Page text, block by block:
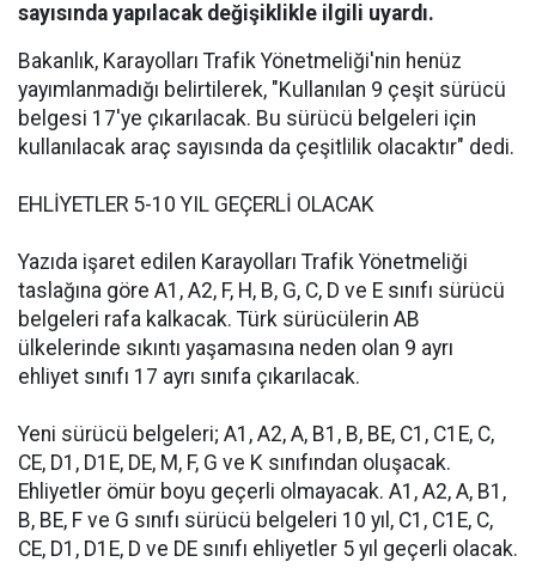
sayısında yapılacak değişiklikle ilgili uyardı.
Bakanlık, Karayolları Trafik Yönetmeliği'nin henüz
yayımlanmadığı belirtilerek, "Kullanılan 9 çeşit sürücü
belgesi 17'ye çıkarılacak. Bu sürücü belgeleri için
kullanılacak araç sayısında da çeşitlilik olacaktır" dedi.
EHLİYETLER 5-10 YIL GEÇERLİ OLACAK
Yazıda işaret edilen Karayolları Trafik Yönetmeliği
taslağına göre A1, A2, F, H, B, G, C, D ve E sınıfı sürücü
belgeleri rafa kalkacak. Türk sürücülerin AB
ülkelerinde sıkıntı yaşamasına neden olan 9 ayrı
ehliyet sınıfı 17 ayrı sınıfa çıkarılacak.
Yeni sürücü belgeleri; A1, A2, A, B1, B, BE, C1, C1E, C,
CE, D1, D1E, DE, M, F, G ve K sınıfından oluşacak.
Ehliyetler ömür boyu geçerli olmayacak. A1, A2, A, B1,
B, BE, F ve G sınıfı sürücü belgeleri 10 yıl, C1, C1E, C,
CE, D1, D1E, D ve DE sınıfı ehliyetler 5 yıl geçerli olacak.